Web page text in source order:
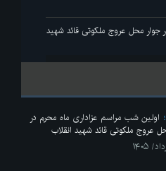
محل عروج ملکوتی قائد شهید انقلاب
اولین شب مراسم عزاداری ماه محرم در
عروج ملکوتی قائد شهید انقلاب